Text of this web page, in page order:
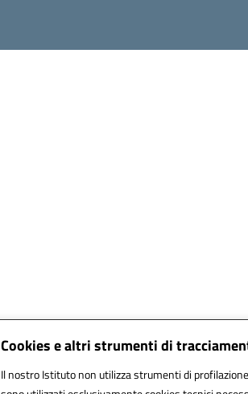
Cookies e altri strumenti di
Il nostro Istituto non utilizza strumenti di